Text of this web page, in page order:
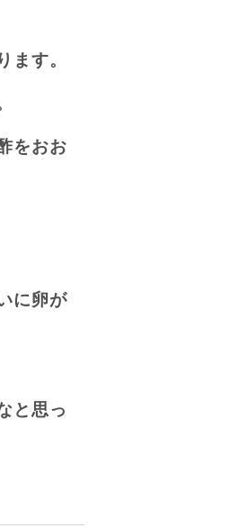
ます。
をおお
に卵が
と思っ